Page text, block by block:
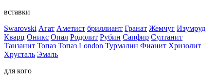
вставки
Swarovski Агат Аметист бриллиант Гранат Жемчуг Изумруд
Кварц Оникс Опал Родолит Рубин Сапфир Султанит
Танзанит Топаз Топаз London Турмалин Фианит Хризолит
Хрусталь Эмаль
для кого